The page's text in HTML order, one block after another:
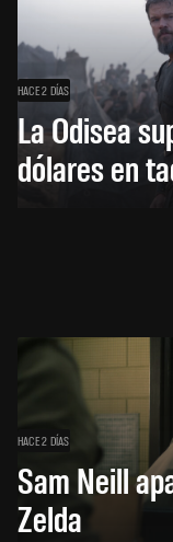
HACE 2 DÍAS
La Odisea
dólares en
HACE 2 DÍAS
Sam Neill
Zelda